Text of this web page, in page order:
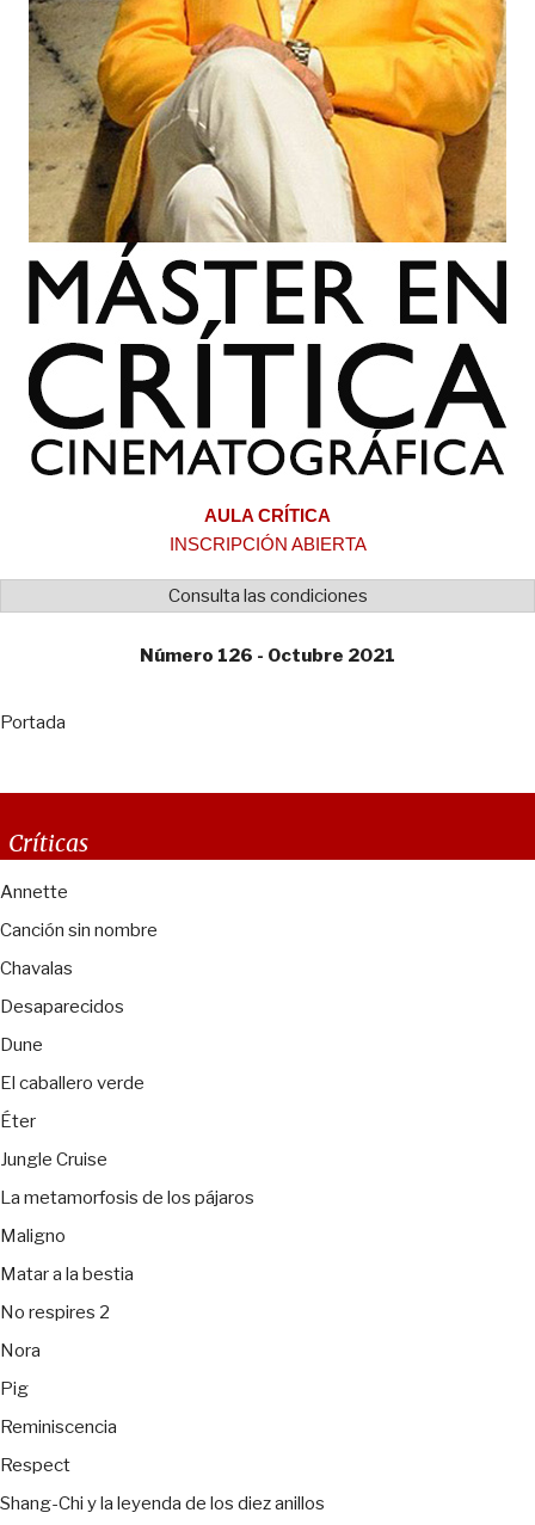
AULA CRÍTICA
INSCRIPCIÓN ABIERTA
Consulta las condiciones
Número 126 - Octubre 2021
Portada
Críticas
Annette
Canción sin nombre
Chavalas
Desaparecidos
Dune
El caballero verde
Éter
Jungle Cruise
La metamorfosis de los pájaros
Maligno
Matar a la bestia
No respires 2
Nora
Pig
Reminiscencia
Respect
Shang-Chi y la leyenda de los diez anillos